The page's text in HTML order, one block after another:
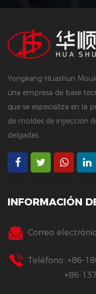
Yongkang Huashun
una empresa de base
que se especializa en la
de moldes de inyección
delgadas.
INFORMACIÓN
Correo
Teléfono: +86-
+86-